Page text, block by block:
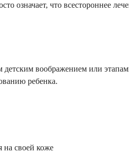
означает, что всестороннее
детским воображением или
ребенка.
на своей коже